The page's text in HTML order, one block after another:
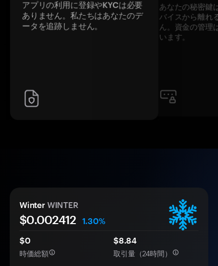
アプリの利用に登録やKYCは必要
ありません。私たちはあなたのデ
ータを追跡しません。
あなたの秘密鍵
バイスから離れ
ん。資金の管理
います。
Winter WINTER
$0.002412
1.30%
$0
時価総額
$8.84
取引量（24時間）